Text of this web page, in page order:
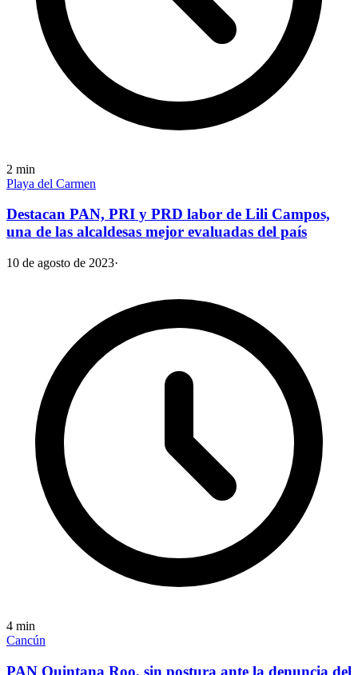
2 min
Playa del Carmen
Destacan PAN, PRI y PRD labor de Lili Campos,
una de las alcaldesas mejor evaluadas del país
10 de agosto de 2023·
4 min
Cancún
PAN Quintana Roo, sin postura ante la denuncia del